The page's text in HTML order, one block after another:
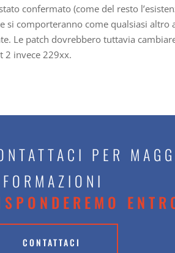
confermato (come del resto
si comporteranno come qualsiasi
Le patch dovrebbero tuttavia
2 invece 229xx.
PER
CONTATTACI